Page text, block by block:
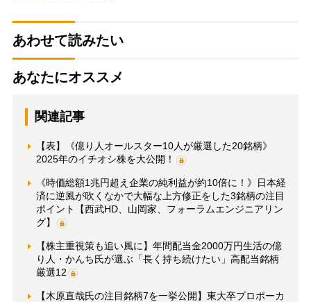
あわせて読みたい
あなたにオススメ
関連記事
【表】《億り人オールスター10人が厳選した20銘柄》
2025年のイチオシ株を大公開！
《時価総額1兆円超え企業の純利益が約10倍に！》日本経
済に逆風が吹くなかで大幅な上方修正をした3銘柄の注目
ポイント【西武HD、山岡家、フォーラムエンジニアリン
グ】
【株主重視策も追い風に】年間配当金2000万円生活の億
り人・かんち氏が選ぶ「長く持ち続けたい」高配当銘柄
厳選12
【木原直哉氏の注目銘柄7を一挙公開】東大卒プロポーカ